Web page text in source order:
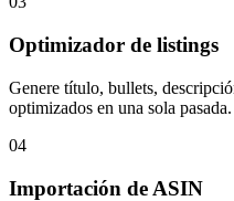
Optimizador de listings
Genere título, bullets,
optimizados en una sola pasada.
04
Importación de ASIN